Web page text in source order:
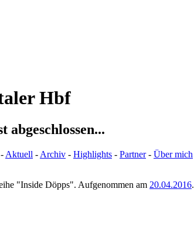
Hbf
- Aktuell - Archiv - Highlights - Partner- Über mich
"Inside Döpps". Aufgenommen am 20.04.2016.